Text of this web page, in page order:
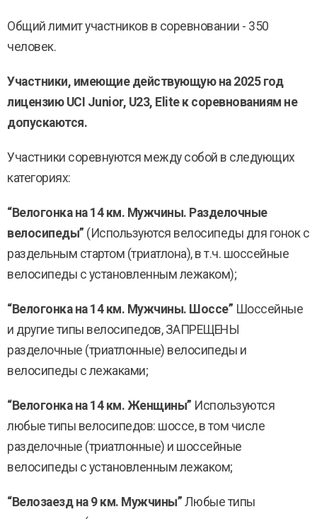
Общий лимит участников в соревновании - 350
человек.
Участники, имеющие действующую на 2025 год
лицензию UCI Junior, U23, Elite к соревнованиям не
допускаются.
Участники соревнуются между собой в следующих
категориях:
“Велогонка на 14 км. Мужчины. Разделочные
велосипеды” (Используются велосипеды для гонок с
раздельным стартом (триатлона), в т.ч. шоссейные
велосипеды с установленным лежаком);
“Велогонка на 14 км. Мужчины. Шоссе” Шоссейные
и другие типы велосипедов, ЗАПРЕЩЕНЫ
разделочные (триатлонные) велосипеды и
велосипеды с лежаками;
“Велогонка на 14 км. Женщины” Используются
любые типы велосипедов: шоссе, в том числе
разделочные (триатлонные) и шоссейные
велосипеды с установленным лежаком;
“Велозаезд на 9 км. Мужчины” Любые типы